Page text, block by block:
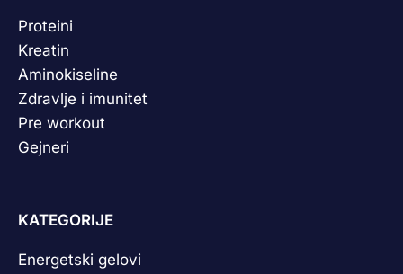
Proteini
Kreatin
Aminokiseline
Zdravlje i imunitet
Pre workout
Gejneri
KATEGORIJE
Energetski gelovi